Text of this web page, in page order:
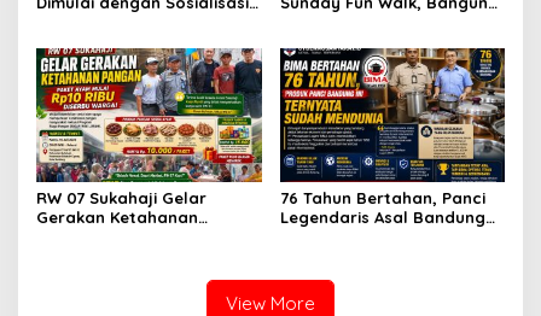
Profesionalisme
RW 07 Sukahaji Gelar
Gerakan Ketahanan
76 Tahun Bertahan, Panci
Legendaris Asal Bandung
View More